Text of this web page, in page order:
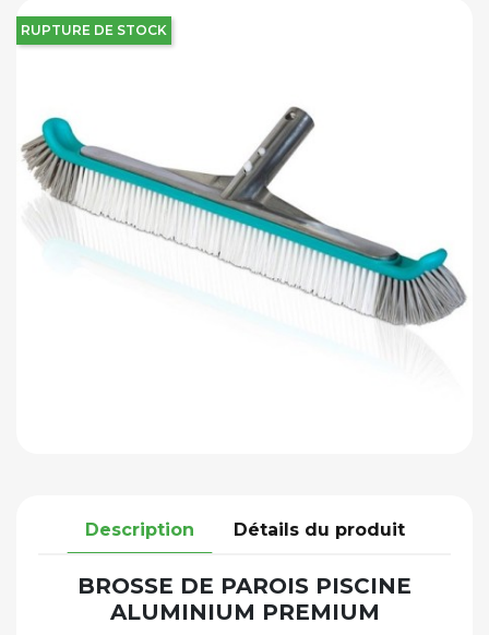
RUPTURE DE STOCK
Description Détails du produit
BROSSE DE PAROIS PISCINE
ALUMINIUM PREMIUM